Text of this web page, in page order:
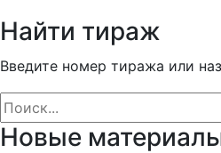
Найти тираж
Введите номер тиража или
Новые